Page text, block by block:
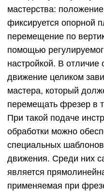
мастерства:
фиксируется опорной
перемещение по
помощью
настройкой. В отличие
движение целиком
мастера, который
перемещать фрезер в
При такой подаче
обработки можно
специальных
движения. Среди них
является
применяемая при